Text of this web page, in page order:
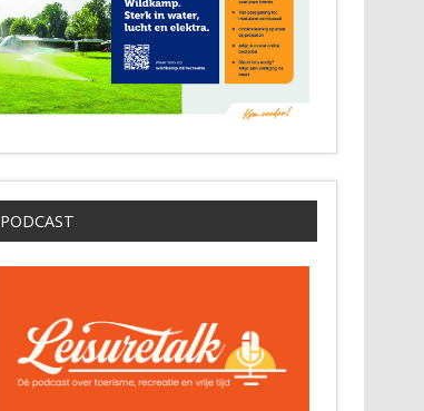
PODCAST